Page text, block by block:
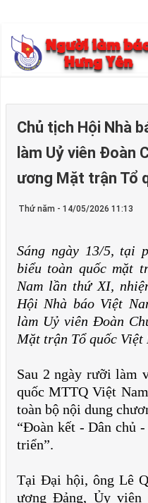
Chủ tịch Hội Nhà
làm Uỷ viên Đoàn
ương Mặt trận Tổ
Thứ năm - 14/05/2026 11:13
Sáng ngày 13/5, tại
biểu toàn quốc mặt
Nam lần thứ XI,
Hội Nhà báo Việt
làm Uỷ viên Đoàn
Mặt trận Tổ quốc Việt
Sau 2 ngày rưỡi làm
quốc MTTQ Việt
toàn bộ nội dung
“Đoàn kết - Dân chủ
triển”.
Tại Đại hội, ông Lê
ương Đảng, Ủy viên